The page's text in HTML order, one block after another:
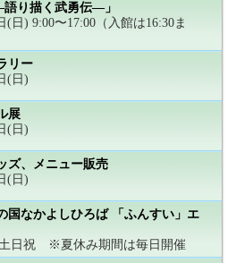
り描く武勇伝―」
(日) 9:00〜17:00（入館は16:30ま
リー
(日)
展
(日)
ズ、メニュー販売
(日)
なかよしひろば 「ふんすい」エ
土日祝 ※夏休み期間は毎日開催